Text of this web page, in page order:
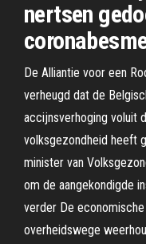
nertsen
De Alliantie voor een
verheugd dat de
accijnsverhoging voluit
volksgezondheid heeft
minister van
om de aangekondigde
verder De
overheidswege